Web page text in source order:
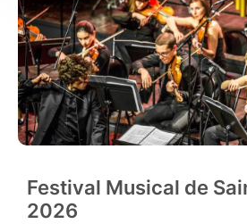
Festival Musical de
2026